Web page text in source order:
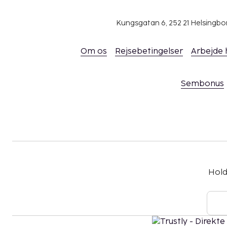
Ingen kæledyr er tilladt på hotellet. Dette
Dette overnatningssted tager mod gæster af
Kungsgatan 6, 252 21
Om os Rejsebetingelser Arbejde
Sembonus